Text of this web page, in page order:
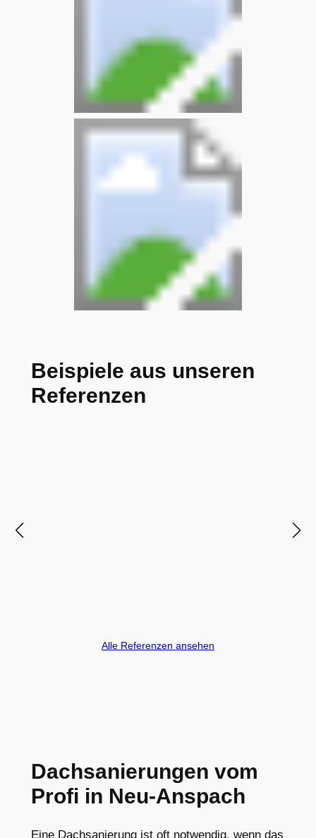
Beispiele aus unseren
Referenzen
Alle Referenzen ansehen
Dachsanierungen vom
Profi in Neu-Anspach
Eine Dachsanierung ist oft notwendig, wenn das